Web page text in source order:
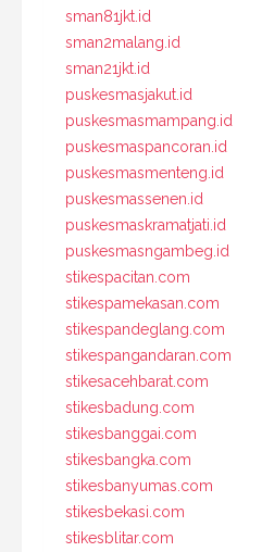
sman81jkt.id
sman2malang.id
sman21jkt.id
puskesmasjakut.id
puskesmasmampang.id
puskesmaspancoran.id
puskesmasmenteng.id
puskesmassenen.id
puskesmaskramatjati.id
puskesmasngambeg.id
stikespacitan.com
stikespamekasan.com
stikespandeglang.com
stikespangandaran.com
stikesacehbarat.com
stikesbadung.com
stikesbanggai.com
stikesbangka.com
stikesbanyumas.com
stikesbekasi.com
stikesblitar.com